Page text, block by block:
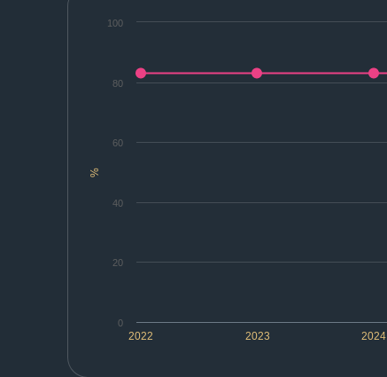
%
2022 2023 2024
0
20
40
60
80
100